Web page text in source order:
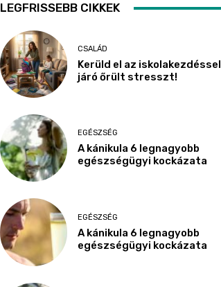
LEGFRISSEBB CIKKEK
CSALÁD
Kerüld el az iskolakezdéssel
járó őrült stresszt!
EGÉSZSÉG
A kánikula 6 legnagyobb
egészségügyi kockázata
EGÉSZSÉG
A kánikula 6 legnagyobb
egészségügyi kockázata